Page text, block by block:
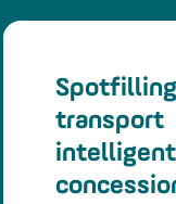
transport